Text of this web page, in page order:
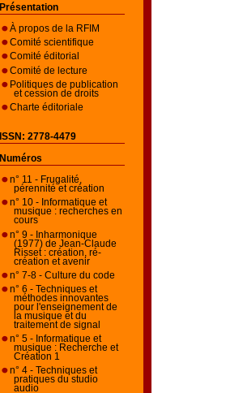
Présentation
À propos de la RFIM
Comité scientifique
Comité éditorial
Comité de lecture
Politiques de publication
et cession de droits
Charte éditoriale
ISSN: 2778-4479
Numéros
n° 11 - Frugalité,
pérennité et création
n° 10 - Informatique et
musique : recherches en
cours
n° 9 - Inharmonique
(1977) de Jean-Claude
Risset : création, ré-
création et avenir
n° 7-8 - Culture du code
n° 6 - Techniques et
méthodes innovantes
pour l'enseignement de
la musique et du
traitement de signal
n° 5 - Informatique et
musique : Recherche et
Création 1
n° 4 - Techniques et
pratiques du studio
audio